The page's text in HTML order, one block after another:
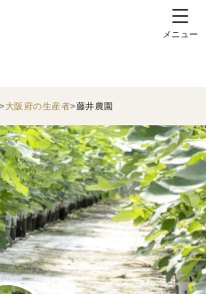
メニュー
大阪府の生産者 藤井農園